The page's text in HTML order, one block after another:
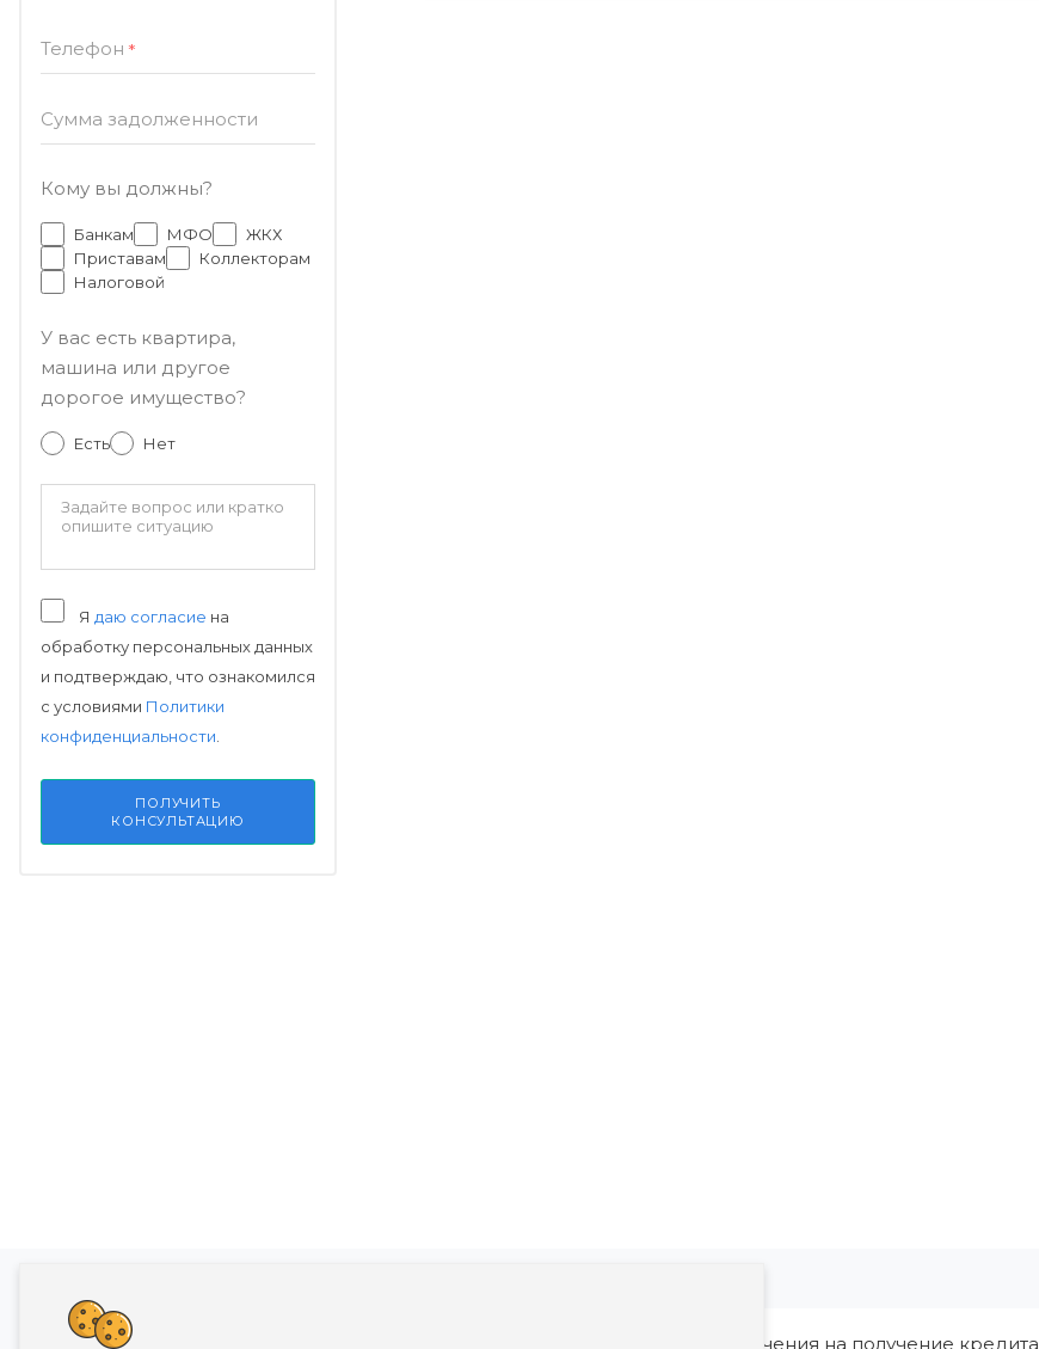
Телефон *
Сумма задолженности
Кому вы должны?
Банкам МФО
ЖКХ
Приставам
Коллекторам
Налоговой
У вас есть квартира,
машина или другое
дорогое имущество?
Есть Нет
Я даю согласие на
обработку персональных данных
и подтверждаю, что ознакомился
с условиями Политики
конфиденциальности.
ПОЛУЧИТЬ
КОНСУЛЬТАЦИЮ
Банкротство влечет негативные последствия, в том числе ограничения на получение